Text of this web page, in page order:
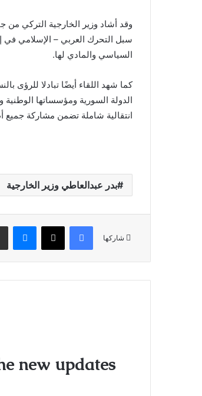
وقد أشاد وزير الخارجية التركي من
سبل التحرك العربي – الإسلامي في
السياسي والمادي لها.
كما شهد اللقاء أيضًا تبادلا للرؤى
الدولة السورية ومؤسساتها
انتقالية شاملة تضمن مشاركة
بدر عبدالعاطي وزير الخارجية
شاركها
فيسبوك X
new updates!